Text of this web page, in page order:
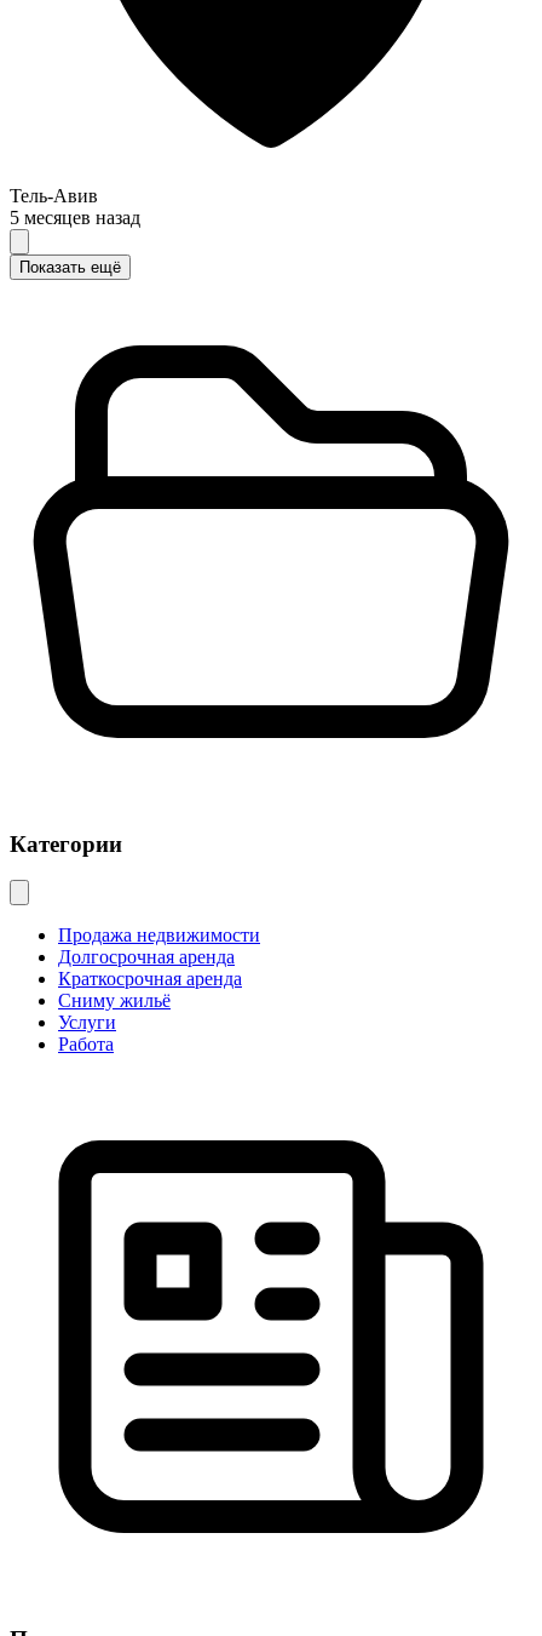
Тель-Авив
5 месяцев назад
Показать ещё
Категории
Продажа недвижимости
Долгосрочная аренда
Краткосрочная аренда
Сниму жильё
Услуги
Работа